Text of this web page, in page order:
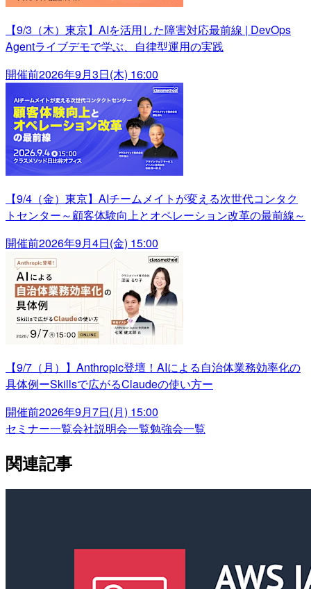
【9/3（木）東京】AIを活用した障害対応最前線 | DevOps
Agentライブデモで学ぶ、自律型運用の実践
開催前2026年9月3日(木) 16:00
【9/4（金）東京】AIチームメイトが変える次世代コンタク
トセンター～顧客体験向上とオペレーション改革の最前線～
開催前2026年9月4日(金) 15:00
【9/7（月）】Anthropic登壇！AIによる自治体業務効率化の
具体例ーSkillsで広がるClaudeの使い方ー
開催前2026年9月7日(月) 15:00
セミナー一覧会社説明会一覧勉強会一覧
関連記事